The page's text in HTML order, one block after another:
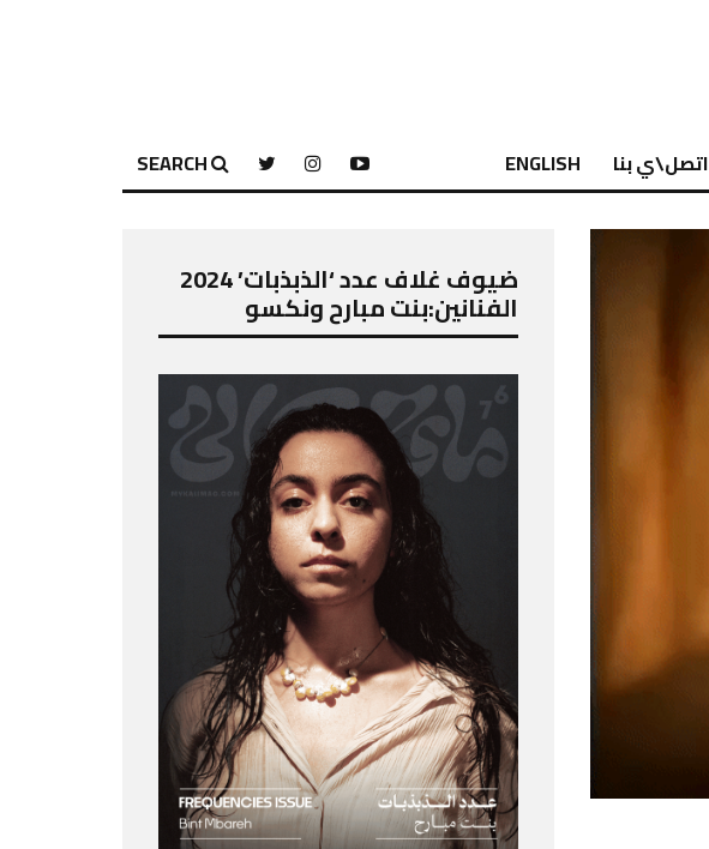
اتصل\ي بنا ENGLISH
SEARCH
ضيوف غلاف عدد ‘الذبذبات’ 2024
الفنانين:بنت مبارح ونكسو